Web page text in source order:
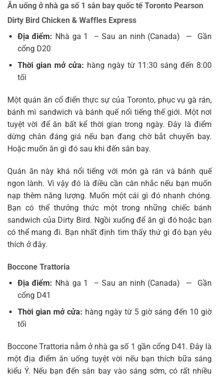
Ăn uống ở nhà ga số 1 sân bay quốc tế Toronto Pearson
Dirty Bird Chicken & Waffles Express
Địa điểm: Nhà ga 1 – Sau an ninh (Canada) —
Gần
cổng D20
Thời gian mở cửa: hàng ngày từ 11:30 sáng đến 8:00
tối
Một quán ăn cổ điển thực sự của Toronto, phục vụ gà rán,
bánh mì sandwich và bánh quế nổi tiếng thế giới. Một nơi
tuyệt vời để ăn bất kể thời gian trong ngày. Đây là điểm
dừng chân đáng giá nếu bạn đang chờ bắt chuyến bay.
Hoặc muốn ăn gì đó sau khi đến sân bay.
Quán ăn này khá nổi tiếng với món gà rán và bánh quế
ngon lành. Vì vậy đó là điều cần cân nhắc nếu bạn muốn
nạp thêm năng lượng. Muốn một cái gì đó nhanh chóng.
Bạn có thể thưởng thức một trong những chiếc bánh
sandwich của Dirty Bird. Ngồi xuống để ăn gì đó hoặc bạn
có thể mang đi. Bạn nhất định tìm thấy thứ gì đó bạn yêu
thích ở đây.
Boccone Trattoria
Địa điểm: Nhà ga 1 – Sau an ninh (Canada) —
Gần
cổng D41
Thời gian mở cửa: hàng ngày từ 5 giờ sáng đến 10 giờ
tối
Boccone Trattoria nằm ở nhà ga số 1 gần cổng D41. Đây là
một địa điểm ăn uống tuyệt vời nếu bạn thích bữa sáng
kiểu Ý. Nếu bạn đến sân bay vào sáng sớm, có rất nhiều